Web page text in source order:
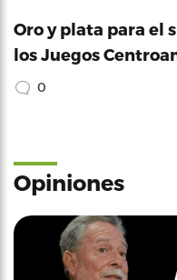
Oro y plata para el
los Juegos
0
Opiniones